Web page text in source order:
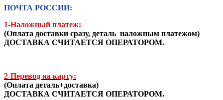
ПОЧТА РОССИИ:
1-Наложный платеж:
(Оплата доставки сразу, деталь наложным платежом)
ДОСТАВКА СЧИТАЕТСЯ ОПЕРАТОРОМ.
2-Перевод на карту:
(Оплата деталь+доставка)
ДОСТАВКА СЧИТАЕТСЯ ОПЕРАТОРОМ.